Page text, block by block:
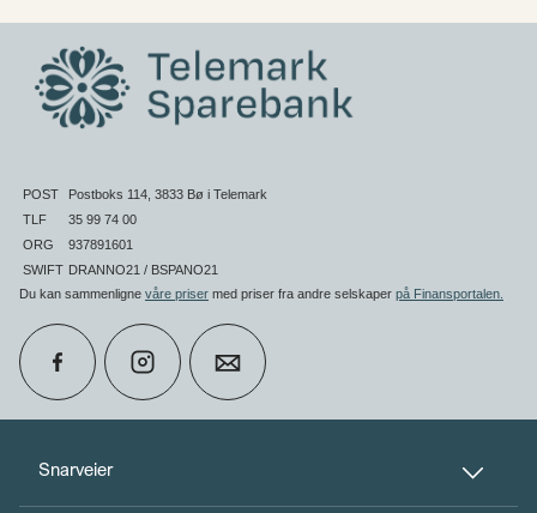
Snarveier
POST
Postboks 114, 3833 Bø i Telemark
TLF
35 99 74 00
ORG
937891601
SWIFT DRANNO21 / BSPANO21
Du kan sammenligne våre priser med priser fra andre selskaper på Finansportalen